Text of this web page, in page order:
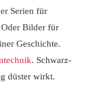
Serien für
Bilder für
Geschichte.
. Schwarz-
düster wirkt.